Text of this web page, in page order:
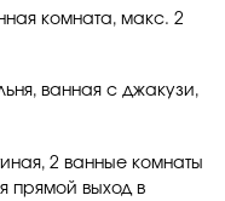
комната, макс. 2
ванная с джакузи,
2 ванные комнаты
прямой выход в